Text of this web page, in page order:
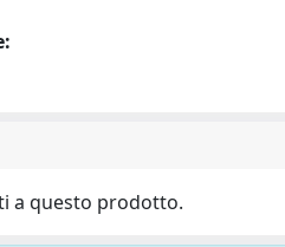
a questo prodotto.